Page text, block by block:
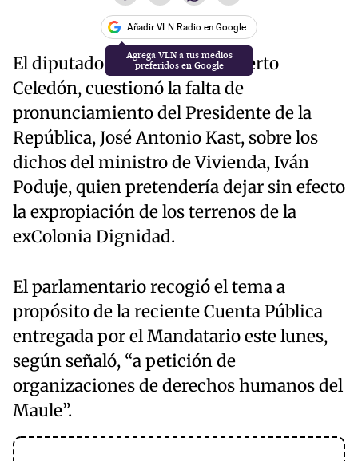
Añadir VLN Radio en Google
El diputado por el Maule, Roberto
Celedón, cuestionó la falta de
pronunciamiento del Presidente de la
República, José Antonio Kast, sobre los
dichos del ministro de Vivienda, Iván
Poduje, quien pretendería dejar sin efecto
la expropiación de los terrenos de la
exColonia Dignidad.
El parlamentario recogió el tema a
propósito de la reciente Cuenta Pública
entregada por el Mandatario este lunes,
según señaló, “a petición de
organizaciones de derechos humanos del
Maule”.